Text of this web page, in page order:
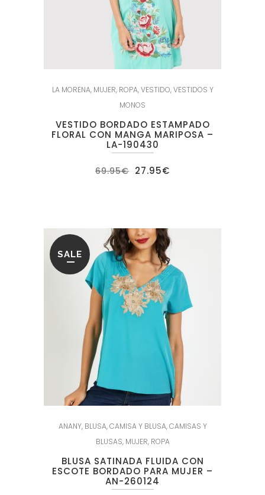
LA MORENA, MUJER, ROPA,VESTIDO,VESTIDOS Y
MONOS
VESTIDO BORDADO ESTAMPADO
FLORAL CON MANGA MARIPOSA –
LA-190430
69.95€ El
precio
27.95€
SALE
ANANY, BLUSA,CAMISA Y BLUSA,CAMISAS Y
BLUSAS, MUJER, ROPA
BLUSA SATINADA FLUIDA CON
ESCOTE BORDADO PARA MUJER –
AN-260124